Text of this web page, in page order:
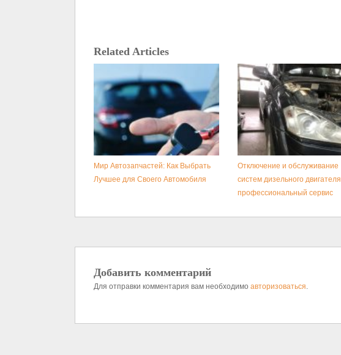
Related Articles
Мир Автозапчастей: Как Выбрать
Лучшее для Своего Автомобиля
Отключение и обслуживание
систем дизельного
профессиональный сервис
Добавить комментарий
Для отправки комментария вам необходимо авторизоваться.